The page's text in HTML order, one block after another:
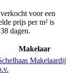
voor een
prijs per m² is
dagen.
Makelaar
Makelaardij